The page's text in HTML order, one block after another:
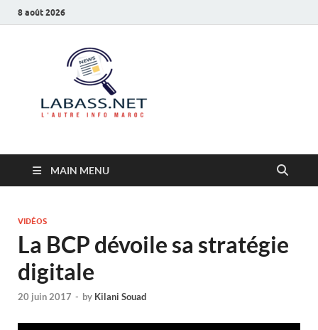
8 août 2026
MAIN MENU
VIDÉOS
La BCP dévoile sa stratégie
digitale
20 juin 2017 - by Kilani Souad